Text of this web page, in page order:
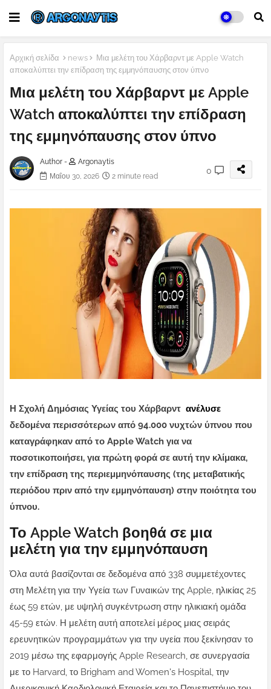
Αρχική σελίδα news
Μια μελέτη του Χάρβαρντ με Apple Watch
αποκαλύπτει την επίδραση της εμμηνόπαυσης στον ύπνο
Μια μελέτη του Χάρβαρντ με Apple
Watch αποκαλύπτει την επίδραση
της εμμηνόπαυσης στον ύπνο
Author -
Argonaytis
Μαΐου 30, 2026
2 minute read
0
Η Σχολή Δημόσιας Υγείας του Χάρβαρντ ανέλυσε
δεδομένα περισσότερων από 94.000 νυχτών ύπνου που
καταγράφηκαν από το Apple Watch για να
ποσοτικοποιήσει, για πρώτη φορά σε αυτή την κλίμακα,
την επίδραση της περιεμμηνόπαυσης (της μεταβατικής
περιόδου πριν από την εμμηνόπαυση) στην ποιότητα του
ύπνου.
Το Apple Watch βοηθά σε μια
μελέτη για την εμμηνόπαυση
Όλα αυτά βασίζονται σε δεδομένα από 338 συμμετέχοντες
στη Μελέτη για την Υγεία των Γυναικών της Apple, ηλικίας 25
έως 59 ετών, με υψηλή συγκέντρωση στην ηλικιακή ομάδα
45-59 ετών. Η μελέτη αυτή αποτελεί μέρος μιας σειράς
ερευνητικών προγραμμάτων για την υγεία που ξεκίνησαν το
2019 μέσω της εφαρμογής Apple Research, σε συνεργασία
με το Harvard, το Brigham and Women's Hospital, την